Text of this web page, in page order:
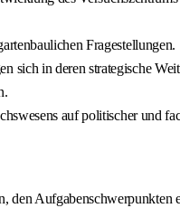
Fragestellungen.
sich in deren strategische
auf politischer und
den Aufgabenschwerpunkten